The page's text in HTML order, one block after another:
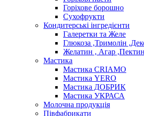
Горіхове борошно
Сухофрукти
Кондитерські інгредієнти
Галеретки та Желе
Глюкоза ,Тримолін
Желатин , Агар
Мастика
Мастика CRIAMO
Мастика YERO
Мастика ДОБРИК
Мастика УКРАСА
Молочна продукція
Півфабрикати